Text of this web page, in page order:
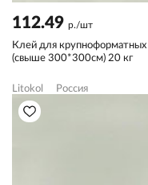
112.49 р./шт
Клей для
(свыше 300*300см) 20 кг
Litokol Россия